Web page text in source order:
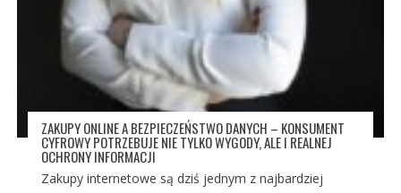
ZAKUPY ONLINE A BEZPIECZEŃSTWO DANYCH – KONSUMENT
CYFROWY POTRZEBUJE NIE TYLKO WYGODY, ALE I REALNEJ
OCHRONY INFORMACJI
Zakupy internetowe są dziś jednym z najbardziej